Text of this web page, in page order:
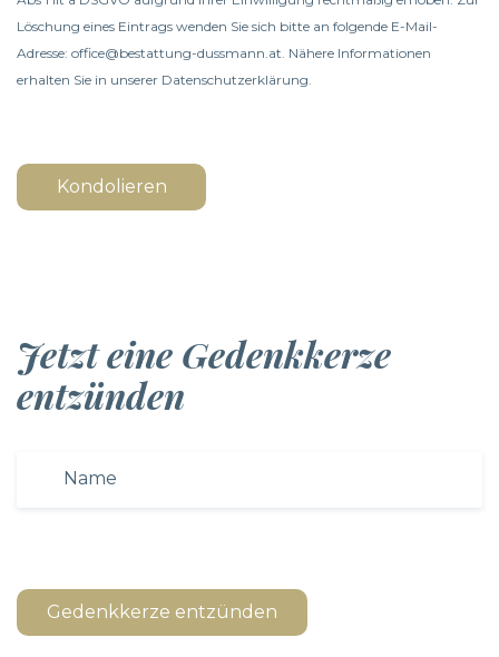
Löschung eines Eintrags wenden Sie sich bitte an folgende E-Mail-
Adresse: office@bestattung-dussmann.at. Nähere Informationen
erhalten Sie in unserer Datenschutzerklärung.
Kondolieren
Jetzt eine Gedenkkerze
entzünden
Gedenkkerze entzünden